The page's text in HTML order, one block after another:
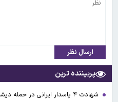
ارسال نظر
پربیننده ترین
شهادت ۴ پاسدار ایرانی در حمله دیشب آمریکت و عربستان به عراق